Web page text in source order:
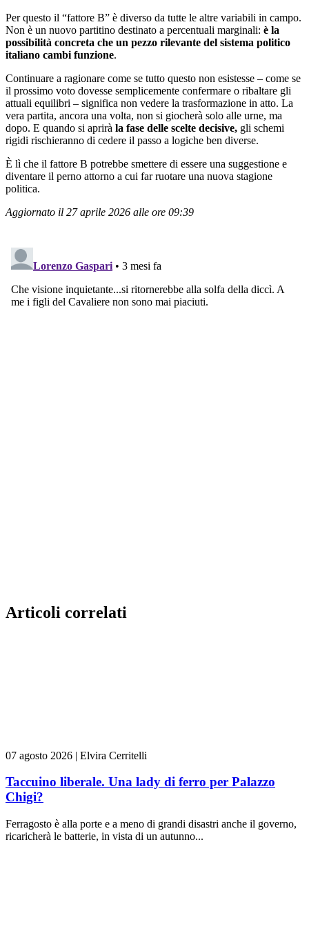
Per questo il “fattore B” è diverso da tutte le altre variabili in campo.
Non è un nuovo partitino destinato a percentuali marginali: è la
possibilità concreta che un pezzo rilevante del sistema politico
italiano cambi funzione.
Continuare a ragionare come se tutto questo non esistesse – come se
il prossimo voto dovesse semplicemente confermare o ribaltare gli
attuali equilibri – significa non vedere la trasformazione in atto. La
vera partita, ancora una volta, non si giocherà solo alle urne, ma
dopo. E quando si aprirà la fase delle scelte decisive, gli schemi
rigidi rischieranno di cedere il passo a logiche ben diverse.
È lì che il fattore B potrebbe smettere di essere una suggestione e
diventare il perno attorno a cui far ruotare una nuova stagione
politica.
Aggiornato il 27 aprile 2026 alle ore 09:39
Articoli correlati
07 agosto 2026 | Elvira Cerritelli
Taccuino liberale. Una lady di ferro per Palazzo
Chigi?
Ferragosto è alla porte e a meno di grandi disastri anche il governo,
ricaricherà le batterie, in vista di un autunno...